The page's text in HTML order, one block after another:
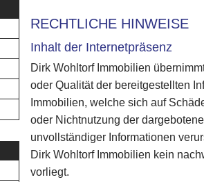
RECHTLICHE HINWEISE
Inhalt der Internetpräsenz
Dirk Wohltorf Immobilien
oder Qualität der bereitgestellten
Immobilien, welche sich auf
oder Nichtnutzung der
unvollständiger Informationen
Dirk Wohltorf Immobilien kein
vorliegt.